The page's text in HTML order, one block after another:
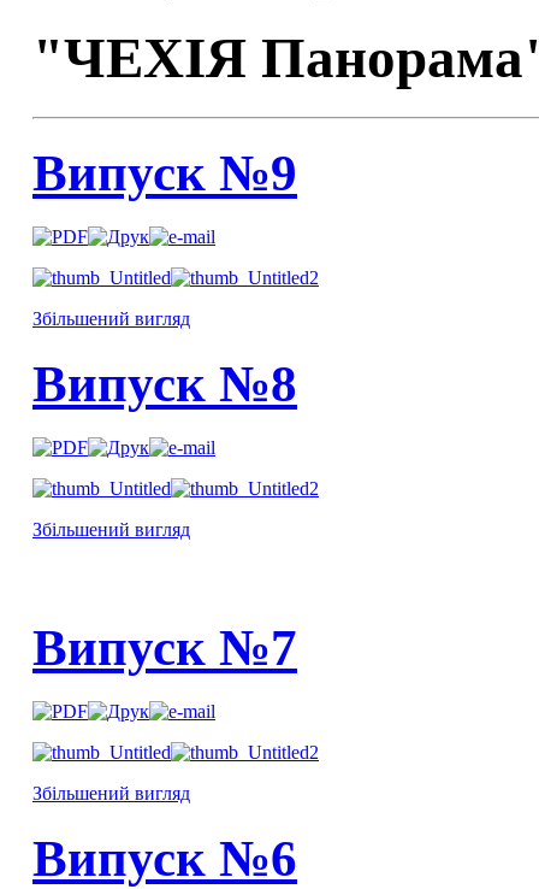
"ЧЕХІЯ
Випуск №9
Збільшений вигляд
Випуск №8
Збільшений вигляд
Випуск №7
Збільшений вигляд
Випуск №6